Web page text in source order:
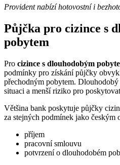
Provident nabízí hotovostní i
Půjčka pro cizince s
pobytem
Pro cizince s dlouhodobým
podmínky pro získání půjčky
přechodným pobytem.
situaci a menší riziko pro
Většina bank poskytuje půjčky
za stejných podmínek jako českým
příjem
pracovní smlouvu
potvrzení o dlouhodobém